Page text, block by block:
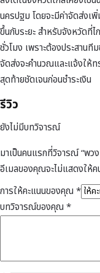
นครปฐม โดยจะมีค่าจัดส่งเ
ขึ้นกับระยะ สำหรับจังหวัดที่
ชั่วโมง เพราะต้องประสาน
จัดส่งจะคำนวณและแจ้งให้
สุดท้ายชัดเจนก่อนชำระเงิน
รีวิว
ยังไม่มีบทวิจารณ์
มาเป็นคนแรกที่วิจารณ์ “พ
อีเมลของคุณจะไม่แสดงให้ค
การให้คะแนนของคุณ *
บทวิจารณ์ของคุณ *